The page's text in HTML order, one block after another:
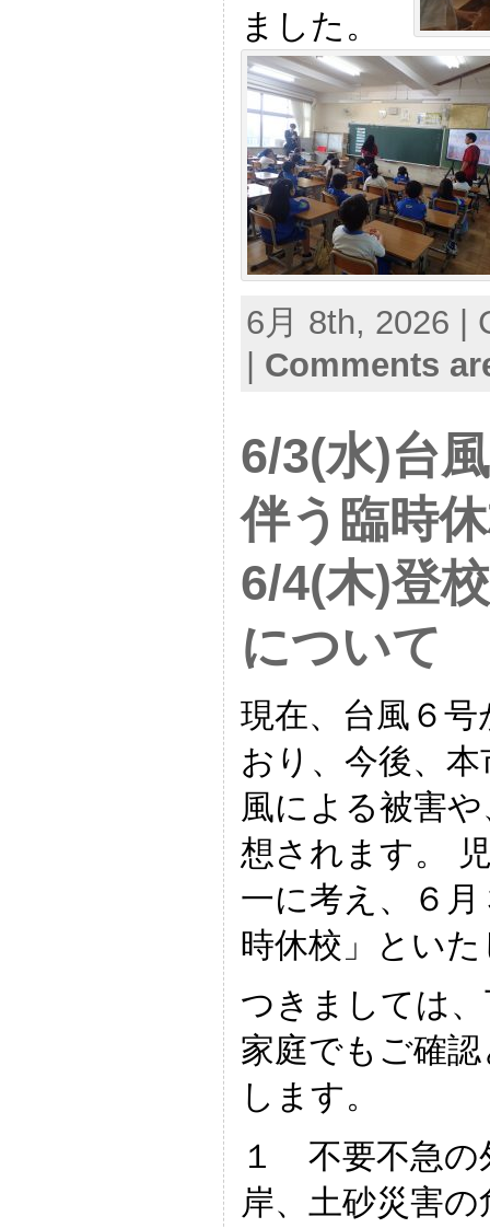
ました。
6月 8th, 2026 |
Comments
6/3(水)台
伴う臨時
6/4(木)登
について
現在、台風６
おり、今後、
風による被害
想されます。
一に考え、６
時休校」とい
つきましては
家庭でもご確
します。
１ 不要不急の
岸、土砂災害